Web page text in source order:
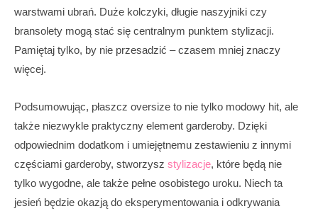
warstwami ubrań. Duże kolczyki, długie naszyjniki czy
bransolety mogą stać się centralnym punktem stylizacji.
Pamiętaj tylko, by nie przesadzić – czasem mniej znaczy
więcej.
Podsumowując, płaszcz oversize to nie tylko modowy hit, ale
także niezwykle praktyczny element garderoby. Dzięki
odpowiednim dodatkom i umiejętnemu zestawieniu z innymi
częściami garderoby, stworzysz stylizacje, które będą nie
tylko wygodne, ale także pełne osobistego uroku. Niech ta
jesień będzie okazją do eksperymentowania i odkrywania